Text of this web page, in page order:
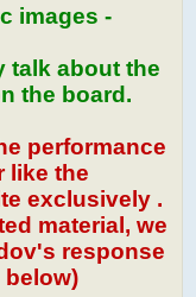
images -
talk about the
the board.
performance
like the
exclusively .
material, we
response
below)